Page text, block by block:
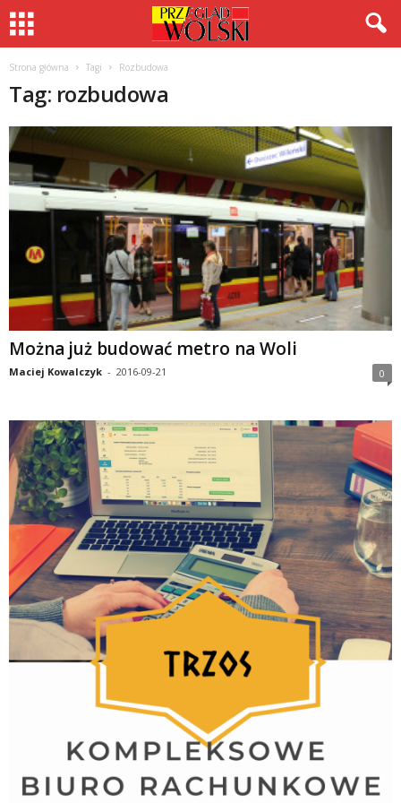
Strona główna Tagi Rozbudowa
Tag: rozbudowa
Można już budować metro na Woli
Maciej Kowalczyk - 2016-09-21 0